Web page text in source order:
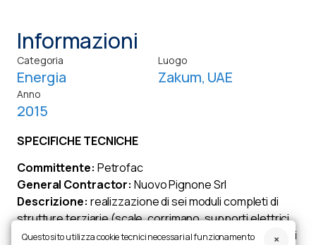
Informazioni
Categoria
Energia
Luogo
Zakum, UAE
Anno
2015
SPECIFICHE TECNICHE
Committente: Petrofac
General Contractor: Nuovo Pignone Srl
Descrizione: realizzazione di sei moduli completi di
strutture terziarie (scale, corrimano, supporti elettrici,
tubazioni), ciascun modulo ha una dimensione di 20 m di
Questo sito utilizza cookie tecnici necessari al funzionamento